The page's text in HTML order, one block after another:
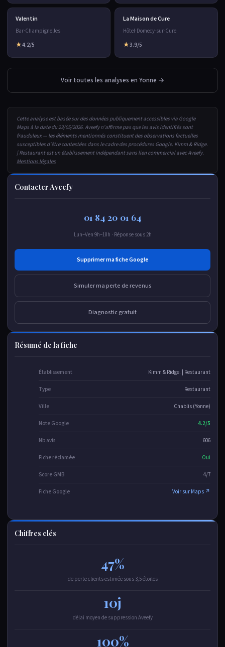
Valentin
Bar·Champignelles
★4.2/5
La Maison de Cure
Hôtel·Domecy-sur-Cure
★3.9/5
Voir toutes les analyses en Yonne →
Cette analyse est basée sur des données publiquement accessibles via Google
Maps à la date du 23/05/2026. Aveefy n'affirme pas que les avis identifiés sont
frauduleux — les éléments mentionnés constituent des observations factuelles
susceptibles d'être contestées dans le cadre des procédures Google. Kimm & Ridge.
| Restaurant est un établissement indépendant sans lien commercial avec Aveefy.
Mentions légales
Contacter Aveefy
01 84 20 01 64
Lun–Ven 9h–18h · Réponse sous 2h
Supprimer ma fiche Google
Simuler ma perte de revenus
Diagnostic gratuit
Résumé de la fiche
Établissement Kimm & Ridge. | Restaurant
Type Restaurant
Ville Chablis (Yonne)
Note Google 4.2/5
Nb avis 606
Fiche réclamée Oui
Score GMB 4/7
Fiche Google Voir sur Maps ↗
Chiffres clés
47%
de perte clients estimée sous 3,5 étoiles
10j
délai moyen de suppression Aveefy
100%